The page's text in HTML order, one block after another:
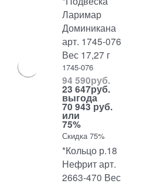
Ларимар
Доминикана
арт. 1745-076
Вес 17,27 г
1745-076
94 590руб.
23 647руб.
выгода
70 943 руб.
или
75%
Скидка 75%
*Кольцо р.18
Нефрит арт.
2663-470 Вес